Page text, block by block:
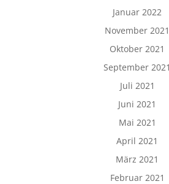
Januar 2022
November 2021
Oktober 2021
September 2021
Juli 2021
Juni 2021
Mai 2021
April 2021
März 2021
Februar 2021